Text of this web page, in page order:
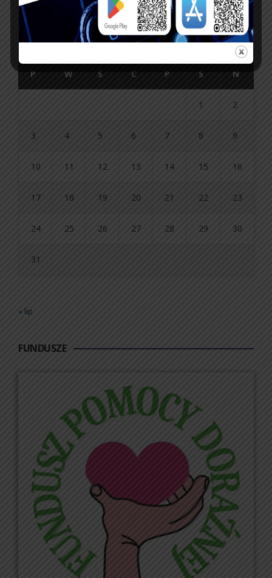
sierpień 2026
P W Ś C P S N
1 2
3 4 5 6 7 8 9
10 11 12 13 14 15 16
17 18 19 20 21 22 23
24 25 26 27 28 29 30
31
« lip
FUNDUSZE